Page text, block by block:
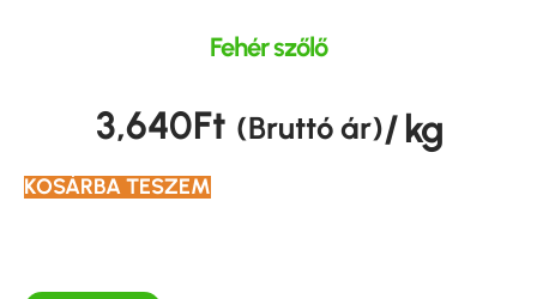
Fehér szőlő
3,640Ft (Bruttó ár)/ kg
KOSÁRBA TESZEM